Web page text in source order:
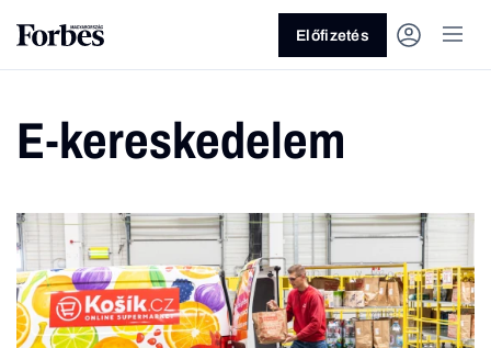
Vagy fedezze fel a következő
témákat
Előfizetés
E-kereskedelem